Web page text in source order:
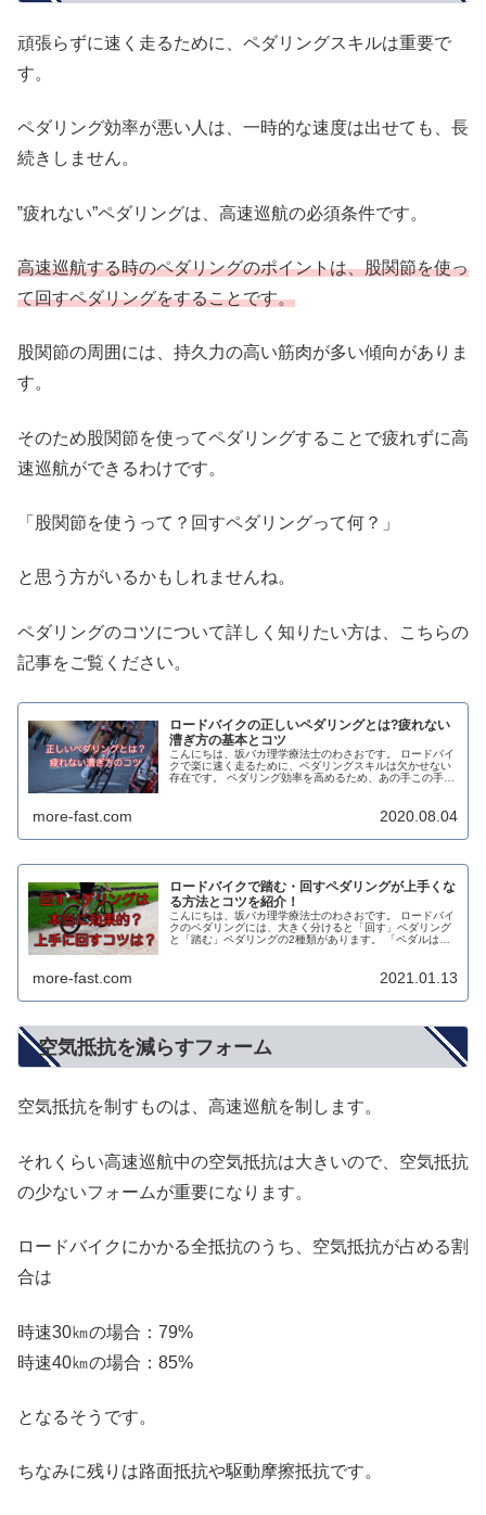
頑張らずに速く走るために、ペダリングスキルは重要で
す。
ペダリング効率が悪い人は、一時的な速度は出せても、長
続きしません。
‟疲れない”ペダリングは、高速巡航の必須条件です。
高速巡航する時のペダリングのポイントは、股関節を使っ
て回すペダリングをすることです。
股関節の周囲には、持久力の高い筋肉が多い傾向がありま
す。
そのため股関節を使ってペダリングすることで疲れずに高
速巡航ができるわけです。
「股関節を使うって？回すペダリングって何？」
と思う方がいるかもしれませんね。
ペダリングのコツについて詳しく知りたい方は、こちらの
記事をご覧ください。
ロードバイクの正しいペダリングとは?疲れない
漕ぎ方の基本とコツ
こんにちは、坂バカ理学療法士のわさおです。 ロードバイ
クで楽に速く走るために、ペダリングスキルは欠かせない
存在です。 ペダリング効率を高めるため、あの手この手で
more-fast.com 2020.08.04
ロードバイクで踏む・回すペダリングが上手くな
る方法とコツを紹介！
こんにちは、坂バカ理学療法士のわさおです。 ロードバイ
クのペダリングには、大きく分けると「回す」ペダリング
と「踏む」ペダリングの2種類があります。 「ペダルは回
more-fast.com 2021.01.13
空気抵抗を減らすフォーム
空気抵抗を制すものは、高速巡航を制します。
それくらい高速巡航中の空気抵抗は大きいので、空気抵抗
の少ないフォームが重要になります。
ロードバイクにかかる全抵抗のうち、空気抵抗が占める割
合は
時速30㎞の場合：79%
時速40㎞の場合：85%
となるそうです。
ちなみに残りは路面抵抗や駆動摩擦抵抗です。